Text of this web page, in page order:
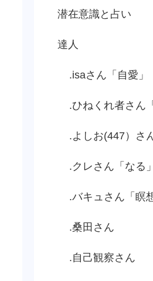
潜在意識と占い
達人
.isaさん「自愛」
.ひねくれ者さん
.よしお(447）さ
.クレさん「なる」
.バキュさん「瞑
.桑田さん
.自己観察さん